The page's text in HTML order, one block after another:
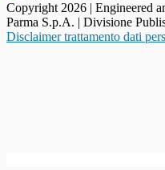
Copyright 2026 | Engineered
Parma S.p.A. | Divisione
Disclaimer trattamento dati